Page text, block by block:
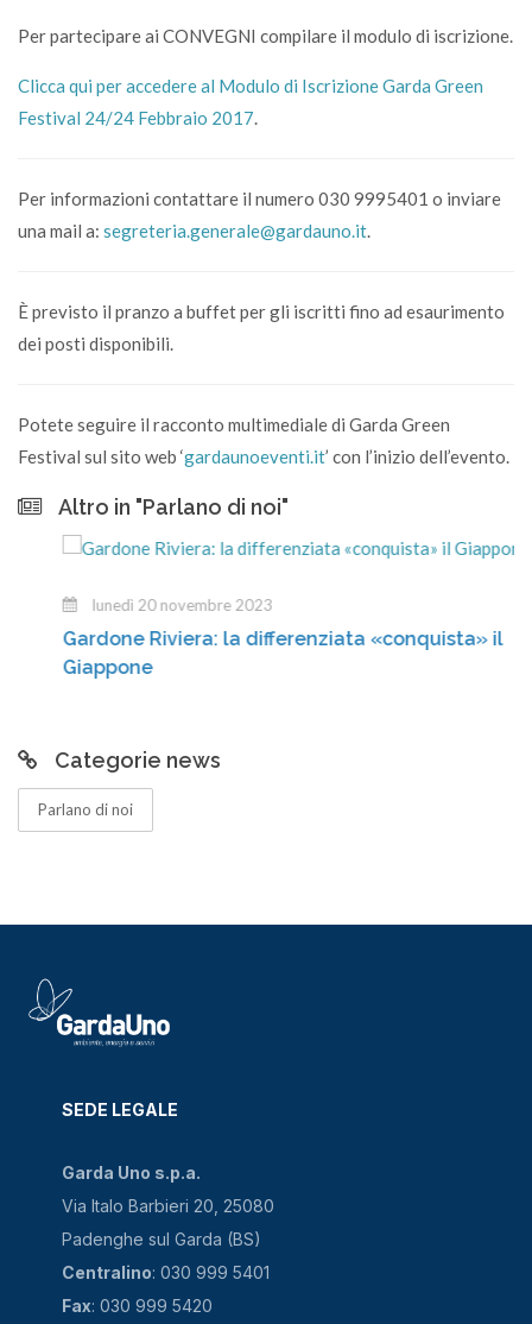
Per partecipare ai CONVEGNI compilare il modulo di iscrizione.
Clicca qui per accedere al Modulo di Iscrizione Garda Green
Festival 24/24 Febbraio 2017.
Per informazioni contattare il numero 030 9995401 o inviare
una mail a: segreteria.generale@gardauno.it.
È previsto il pranzo a buffet per gli iscritti fino ad esaurimento
dei posti disponibili.
Potete seguire il racconto multimediale di Garda Green
Festival sul sito web ‘gardaunoeventi.it’ con l’inizio dell’evento.
Altro in "Parlano di noi"
lunedì 20 novembre 2023
Gardone Riviera: la differenziata «conquista» il
Giappone
Categorie news
Parlano di noi
SEDE LEGALE
Garda Uno s.p.a.
Via Italo Barbieri 20, 25080
Padenghe sul Garda (BS)
Centralino: 030 999 5401
Fax: 030 999 5420